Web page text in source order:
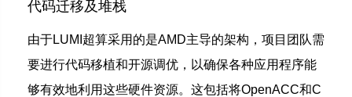
代码迁移及堆栈
由于LUMI超算采用的是AMD主导的架构，项目团队需
要进行代码移植和开源调优，以确保各种应用程序能
够有效地利用这些硬件资源。这包括将OpenACC和C